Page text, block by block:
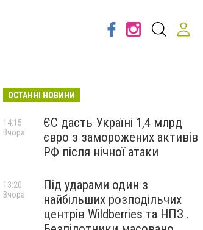
ОСТАННІ НОВИНИ
ЄС дасть Україні 1,4 млрд
євро з заморожених активів
РФ після нічної атаки
14:15
Вчора
Під ударами один з
найбільших розподільчих
центрів Wildberries та НПЗ .
13:20
Вчора